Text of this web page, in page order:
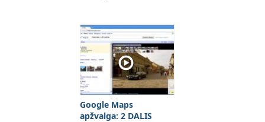
Google Maps
apžvalga: 2 DALIS